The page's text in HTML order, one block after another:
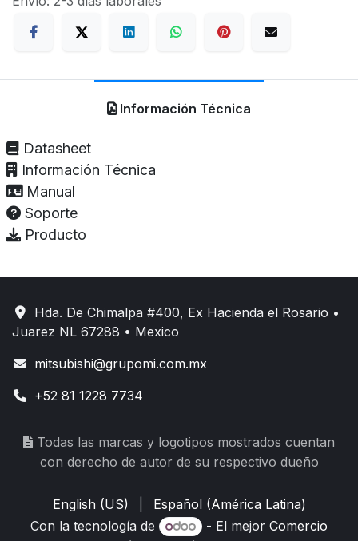
Información Técnica
Datasheet
Información Técnica
Manual
Soporte
Producto
Hda. De Chimalpa #400, Ex Hacienda el Rosario •
Juarez NL 67288 • Mexico
mitsubishi@grupomi.com.mx
+52 81 1228 7734
Todas las marcas y logotipos mostrados cuentan
con derecho de autor de su respectivo dueño
English (US)
Español (América Latina)
Con la tecnología de
- El mejorComercio